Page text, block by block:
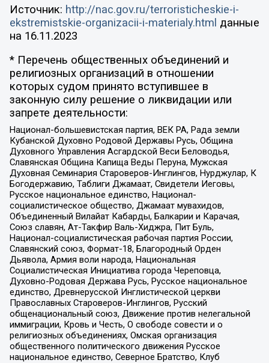
Источник: http://nac.gov.ru/terroristicheskie-i-
ekstremistskie-organizacii-i-materialy.html данные
на 16.11.2023
* Перечень общественных объединений и
религиозных организаций в отношении
которых судом принято вступившее в
законную силу решение о ликвидации или
запрете деятельности:
Национал-большевистская партия, ВЕК РА, Рада земли
Кубанской Духовно Родовой Державы Русь, Община
Духовного Управления Асгардской Веси Беловодья,
Славянская Община Капища Веды Перуна, Мужская
Духовная Семинария Староверов-Инглингов, Нурджулар, К
Богодержавию, Таблиги Джамаат, Свидетели Иеговы,
Русское национальное единство, Национал-
социалистическое общество, Джамаат мувахидов,
Объединенный Вилайат Кабарды, Балкарии и Карачая,
Союз славян, Ат-Такфир Валь-Хиджра, Пит Буль,
Национал-социалистическая рабочая партия России,
Славянский союз, Формат-18, Благородный Орден
Дьявола, Армия воли народа, Национальная
Социалистическая Инициатива города Череповца,
Духовно-Родовая Держава Русь, Русское национальное
единство, Древнерусской Инглистической церкви
Православных Староверов-Инглингов, Русский
общенациональный союз, Движение против нелегальной
иммиграции, Кровь и Честь, О свободе совести и о
религиозных объединениях, Омская организация
общественного политического движения Русское
национальное единство, Северное Братство, Клуб